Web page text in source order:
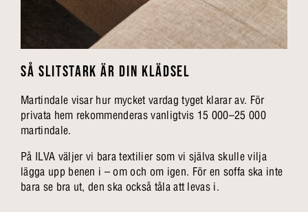
SÅ SLITSTARK ÄR DIN KLÄDSEL
Martindale visar hur mycket vardag tyget klarar av. För
privata hem rekommenderas vanligtvis 15 000–25 000
martindale.
På ILVA väljer vi bara textilier som vi själva skulle vilja
lägga upp benen i – om och om igen. För en soffa ska inte
bara se bra ut, den ska också tåla att levas i.